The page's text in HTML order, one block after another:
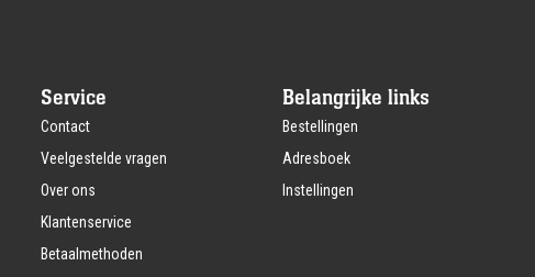
Service
Contact
Veelgestelde vragen
Over ons
Klantenservice
Betaalmethoden
Belangrijke links
Bestellingen
Adresboek
Instellingen